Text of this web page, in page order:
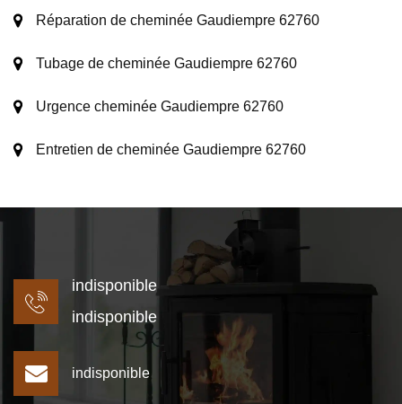
Réparation de cheminée Gaudiempre 62760
Tubage de cheminée Gaudiempre 62760
Urgence cheminée Gaudiempre 62760
Entretien de cheminée Gaudiempre 62760
indisponible
indisponible
indisponible